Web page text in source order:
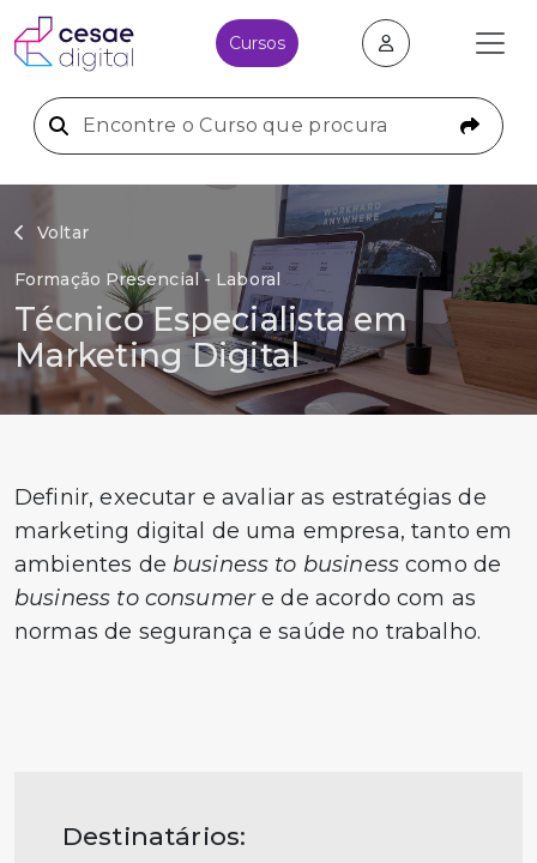
Cursos
Voltar
Formação Presencial - Laboral
Técnico Especialista em
Marketing Digital
Definir, executar e avaliar as estratégias de
marketing digital de uma empresa, tanto em
ambientes de business to businesscomo de
business to consumere de acordo com as
normas de segurança e saúde no trabalho.
Destinatários: